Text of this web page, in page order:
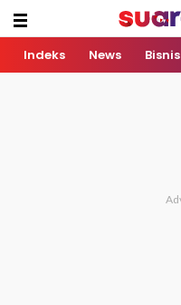
Indeks News Bisnis